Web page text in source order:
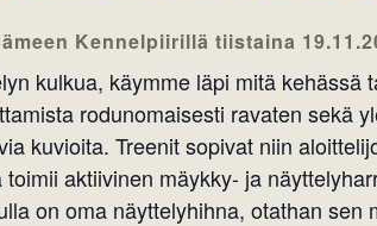
Kennelpiirillä tiistaina
kulkua, käymme läpi mitä
rodunomaisesti ravaten sekä
kuvioita. Treenit sopivat niin
aktiivinen mäykky- ja
on oma näyttelyhihna, otathan sen